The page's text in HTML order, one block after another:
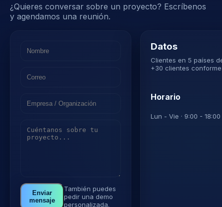
¿Quieres conversar sobre un proyecto? Escríbenos
y agendamos una reunión.
Enviar
mensaje
También puedes
pedir una demo
personalizada.
Datos
Clientes en 5 países
+30 clientes
Horario
Lun - Vie · 9:00 -